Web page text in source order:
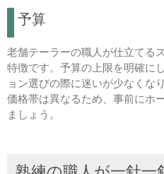
予算
老舗テーラーの職人が仕立てる
特徴です。予算の上限を明確に
ョン選びの際に迷いが少なくな
価格帯は異なるため、事前にホ
ましょう。